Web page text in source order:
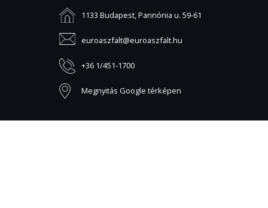
1133 Budapest, Pannónia u. 59-61
euroaszfalt@euroaszfalt.hu
+36 1/451-1700
Megnyitás Google térképen